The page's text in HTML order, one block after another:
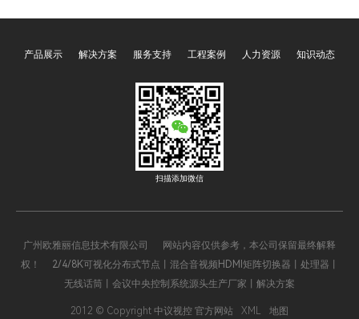
日常运营的全流程。这两项
动，将分散的声、光、电设
决了传统展厅设备操作繁
琐、效率低下的痛点，既保
障了展示效果的统一性，又
降低了运营管理成本，成为
现代展厅不可或缺的核心功
场景智能联动的关键职责。
络、智能四大类型的中央控
技术特性与功能优势，覆盖
了从家庭、办公到工业、文
旅等全场景，成为推动智能
化升级的核心支撑。四大主
机既相互关联、可协同运
不同场景的核心需求，以下
用逻辑。
产品展示 解决方案 服务支持 工程案例 人力资源 知识动态
扫描添加微信
广州欧雅丽信息技术有限公司 网站内容仅供参考，本公司保留最终解释
权！ 2/4/8K可视化分布式节点丨混合音视频HDMI矩阵切换器丨处理器丨
无线话筒丨会议中央控制系统源头生产厂家丨解决方案
2012 © Copyright 中议视控 官方网站 XML 地图